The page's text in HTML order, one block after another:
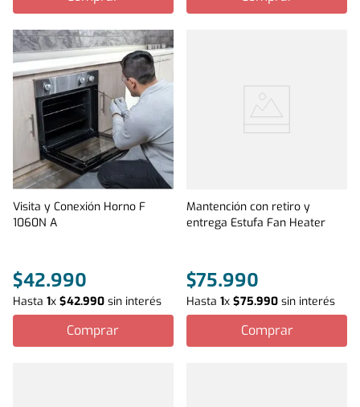
Visita y Conexión Horno F
1060N A
$42.990
Hasta 1x $42.990 sin interés
Comprar
Mantención con retiro y
entrega Estufa Fan Heater
$75.990
Hasta1x$75.990 sin interés
Comprar